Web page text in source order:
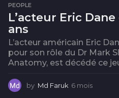
PEOPLE
L’acteur Eric
ans
L’acteur américain Eric
pour son rôle du Dr Mark
Anatomy, est décédé ce
by Md Faruk 6 mois